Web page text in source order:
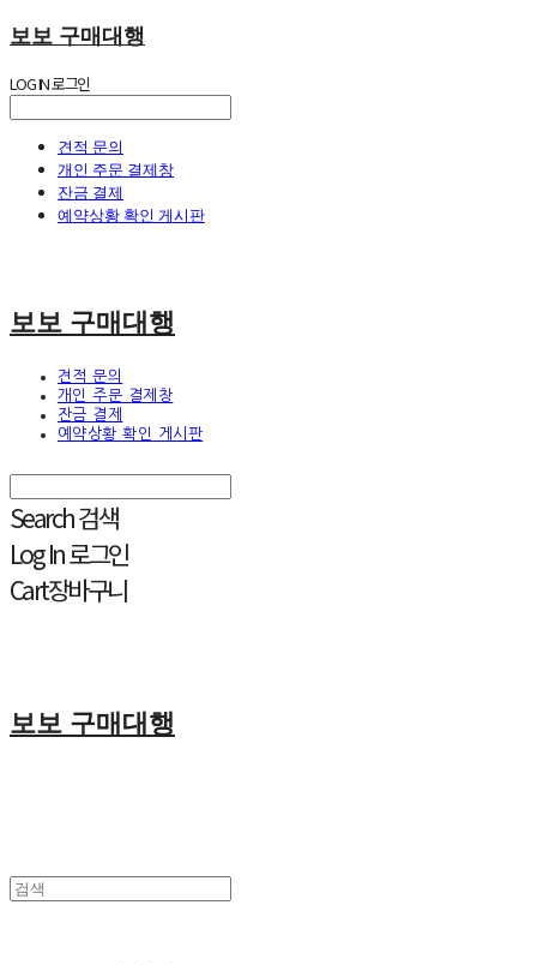
보보 구매대행
LOG IN로그인
견적 문의
개인 주문 결제창
잔금 결제
예약상황 확인 게시판
보보 구매대행
견적 문의
개인 주문 결제창
잔금 결제
예약상황 확인 게시판
Search검색
Log In로그인
Cart장바구니
보보 구매대행